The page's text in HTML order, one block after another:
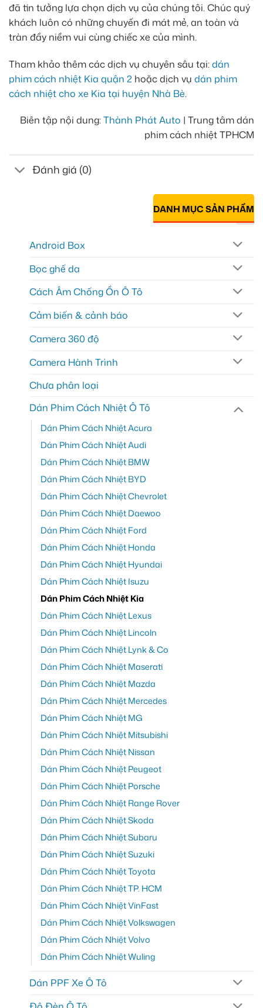
đã tin tưởng lựa chọn dịch vụ của chúng tôi. Chúc quý
khách luôn có những chuyến đi mát mẻ, an toàn và
tràn đầy niềm vui cùng chiếc xe của mình.
Tham khảo thêm các dịch vụ chuyên sâu tại:dán
phim cách nhiệt Kia quận 2 hoặc dịch vụ dán phim
cách nhiệt cho xe Kia tại huyện Nhà Bè.
Biên tập nội dung:Thành Phát Auto | Trung tâm dán
phim cách nhiệt TPHCM
Đánh giá (0)
DANH MỤC SẢN PHẨM
Android Box
Bọc ghế da
Cách Âm Chống Ồn Ô Tô
Cảm biến & cảnh báo
Camera 360 độ
Camera Hành Trình
Chưa phân loại
Dán Phim Cách Nhiệt Ô Tô
Dán Phim Cách Nhiệt Acura
Dán Phim Cách Nhiệt Audi
Dán Phim Cách Nhiệt BMW
Dán Phim Cách Nhiệt BYD
Dán Phim Cách Nhiệt Chevrolet
Dán Phim Cách Nhiệt Daewoo
Dán Phim Cách Nhiệt Ford
Dán Phim Cách Nhiệt Honda
Dán Phim Cách Nhiệt Hyundai
Dán Phim Cách Nhiệt Isuzu
Dán Phim Cách Nhiệt Kia
Dán Phim Cách Nhiệt Lexus
Dán Phim Cách Nhiệt Lincoln
Dán Phim Cách Nhiệt Lynk & Co
Dán Phim Cách Nhiệt Maserati
Dán Phim Cách Nhiệt Mazda
Dán Phim Cách Nhiệt Mercedes
Dán Phim Cách Nhiệt MG
Dán Phim Cách Nhiệt Mitsubishi
Dán Phim Cách Nhiệt Nissan
Dán Phim Cách Nhiệt Peugeot
Dán Phim Cách Nhiệt Porsche
Dán Phim Cách Nhiệt Range Rover
Dán Phim Cách Nhiệt Skoda
Dán Phim Cách Nhiệt Subaru
Dán Phim Cách Nhiệt Suzuki
Dán Phim Cách Nhiệt Toyota
Dán Phim Cách Nhiệt TP. HCM
Dán Phim Cách Nhiệt VinFast
Dán Phim Cách Nhiệt Volkswagen
Dán Phim Cách Nhiệt Volvo
Dán Phim Cách Nhiệt Wuling
Dán PPF Xe Ô Tô